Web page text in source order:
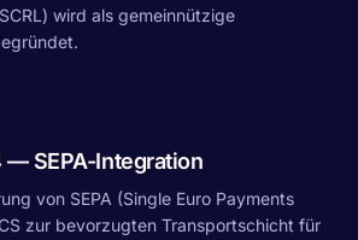
wird als gemeinnützige
— SEPA-Integration
von SEPA (Single Euro Payments
zur bevorzugten Transportschicht für